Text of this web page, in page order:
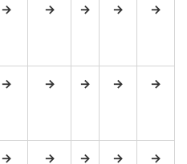
→ → → → →
→ → → → →
→ → → → →